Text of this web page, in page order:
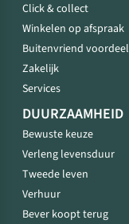
Click & collect
Winkelen op afspraak
Buitenvriend voordeel
Zakelijk
Services
DUURZAAMHEID
Bewuste keuze
Verleng levensduur
Tweede leven
Verhuur
Bever koopt terug